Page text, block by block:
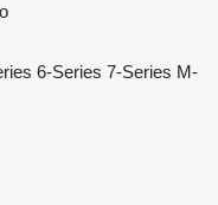
6-Series 7-Series M-